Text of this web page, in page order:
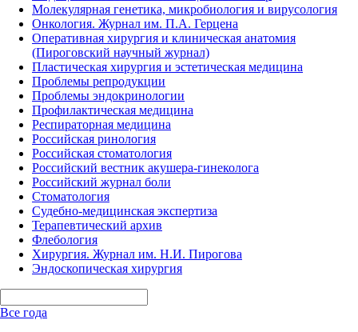
Молекулярная генетика, микробиология и вирусология
Онкология. Журнал им. П.А. Герцена
Оперативная хирургия и клиническая анатомия
(Пироговский научный журнал)
Пластическая хирургия и эстетическая медицина
Проблемы репродукции
Проблемы эндокринологии
Профилактическая медицина
Респираторная медицина
Российская ринология
Российская стоматология
Российский вестник акушера-гинеколога
Российский журнал боли
Стоматология
Судебно-медицинская экспертиза
Терапевтический архив
Флебология
Хирургия. Журнал им. Н.И. Пирогова
Эндоскопическая хирургия
Все года